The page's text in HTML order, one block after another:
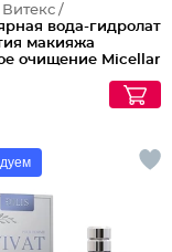
Витекс /
вода-гидролат
макияжа
очищение Micellar